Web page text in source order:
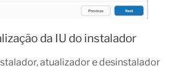
da IU do instalador
atualizador e desinstalador